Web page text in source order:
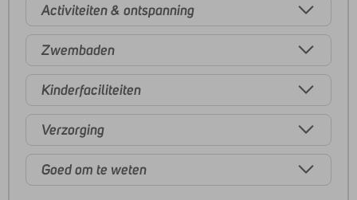
Activiteiten & ontspanning
Zwembaden
Kinderfaciliteiten
Verzorging
Goed om te weten